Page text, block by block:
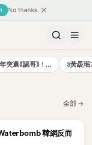
No thanks
突退《認哥》！… 3黃晸
全部 →
Waterbomb 韓網反而